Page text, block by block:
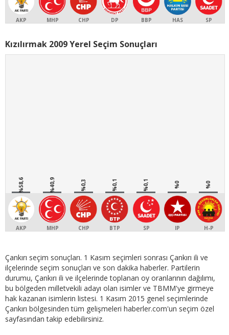
AKP MHP CHP DP BBP HAS SP
Kızılırmak 2009 Yerel Seçim Sonuçları
%58,6
AKP
%40,9
MHP
%0,3
CHP
%0,1
BTP
%0,1
SP
%0
IP
%0
H-P
Çankırı seçim sonuçları. 1 Kasım seçimleri sonrası Çankırı ili ve
ilçelerinde seçim sonuçları ve son dakika haberler. Partilerin
durumu, Çankırı ili ve ilçelerinde toplanan oy oranlarının dağılımı,
bu bölgeden milletvekili adayı olan isimler ve TBMM'ye girmeye
hak kazanan isimlerin listesi. 1 Kasım 2015 genel seçimlerinde
Çankırı bölgesinden tüm gelişmeleri haberler.com'un seçim özel
sayfasından takip edebilirsiniz.